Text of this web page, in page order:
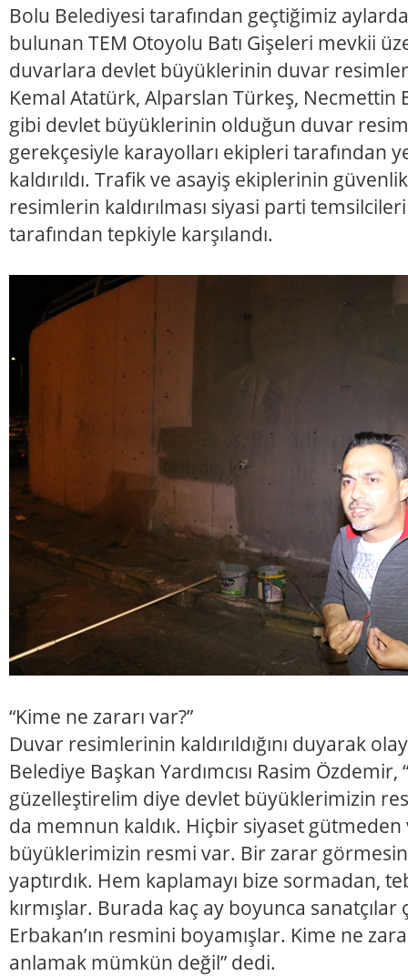
Bolu Belediyesi tarafından geçtiğimiz
bulunan TEM Otoyolu Batı Gişeleri mevkii
duvarlara devlet büyüklerinin duvar
Kemal Atatürk, Alparslan Türkeş, Necmettin
gibi devlet büyüklerinin olduğun duvar
gerekçesiyle karayolları ekipleri tarafından
kaldırıldı. Trafik ve asayiş ekiplerinin
resimlerin kaldırılması siyasi parti
tarafından tepkiyle karşılandı.
“Kime ne zararı var?”
Duvar resimlerinin kaldırıldığını duyarak
Belediye Başkan Yardımcısı Rasim
güzelleştirelim diye devlet büyüklerimizin
da memnun kaldık. Hiçbir siyaset
büyüklerimizin resmi var. Bir zarar
yaptırdık. Hem kaplamayı bize sormadan,
kırmışlar. Burada kaç ay boyunca sanatçılar
Erbakan’ın resmini boyamışlar. Kime ne
anlamak mümkün değil” dedi.